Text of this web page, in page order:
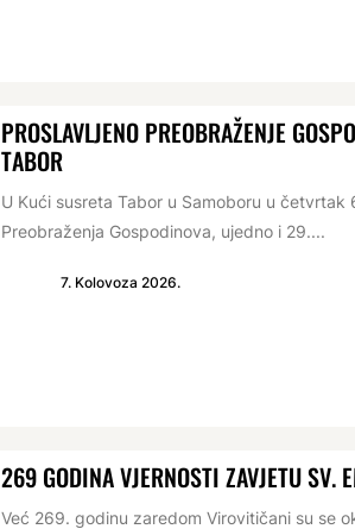
PROSLAVLJENO PREOBRAŽENJE
TABOR
U Kući susreta Tabor u Samoboru u
Preobraženja Gospodinova, ujedno i 29....
7. Kolovoza 2026.
269 GODINA VJERNOSTI ZAVJETU SV.
Već 269. godinu zaredom Virovitičani su se